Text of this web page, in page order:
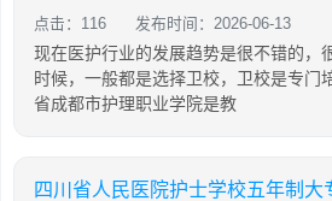
点击：116 发布时间：2026-06-13
现在医护行业的发展趋势是很不错的，
时候，一般都是选择卫校，卫校是专门
省成都市护理职业学院是教